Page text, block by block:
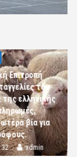
Επιτροπή
του
της ελληνικής
βία για
admin